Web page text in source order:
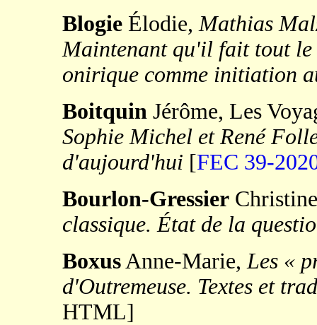
Blogie Élodie,Mathias
Maintenant qu'il fait tout le
onirique comme initiation
Boitquin Jérôme, Les
Sophie Michel et René
d'aujourd'hui [FEC 39-
Bourlon-Gressier
classique. État de la
BoxusAnne-Marie,Les «
d'Outremeuse. Textes et
HTML]